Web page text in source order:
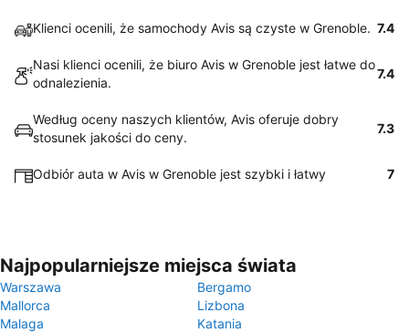
Klienci ocenili, że samochody Avis są czyste w Grenoble. 7.4
Nasi klienci ocenili, że biuro Avis w Grenoble jest łatwe do
odnalezienia.
7.4
Według oceny naszych klientów, Avis oferuje dobry
stosunek jakości do ceny.
7.3
Odbiór auta w Avis w Grenoble jest szybki i łatwy 7
Najpopularniejsze miejsca świata
Warszawa
Bergamo
Mallorca
Lizbona
Malaga
Katania